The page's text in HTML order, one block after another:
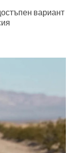
вариант